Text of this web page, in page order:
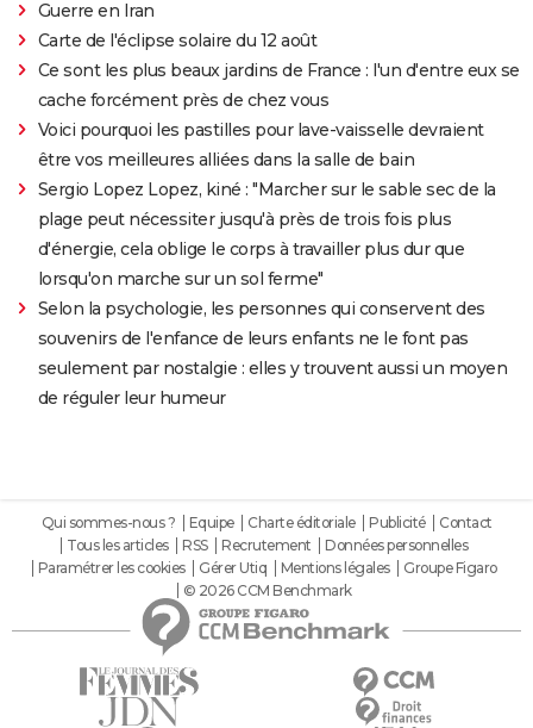
Guerre en Iran
Carte de l'éclipse solaire du 12 août
Ce sont les plus beaux jardins de France : l'un d'entre eux se
cache forcément près de chez vous
Voici pourquoi les pastilles pour lave-vaisselle devraient
être vos meilleures alliées dans la salle de bain
Sergio Lopez Lopez, kiné : "Marcher sur le sable sec de la
plage peut nécessiter jusqu'à près de trois fois plus
d'énergie, cela oblige le corps à travailler plus dur que
lorsqu'on marche sur un sol ferme"
Selon la psychologie, les personnes qui conservent des
souvenirs de l'enfance de leurs enfants ne le font pas
seulement par nostalgie : elles y trouvent aussi un moyen
de réguler leur humeur
Qui sommes-nous ? Equipe Charte éditoriale Publicité
Contact
Tous les articles
RSS Recrutement
Données personnelles
Paramétrer les cookies
Gérer Utiq Mentions légales
Groupe Figaro
© 2026 CCM Benchmark